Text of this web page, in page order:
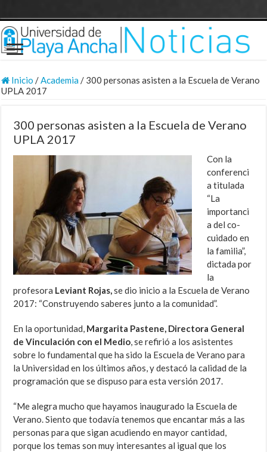
Inicio /Academia/ 300 personas asisten a la Escuela de Verano
UPLA 2017
300 personas asisten a la Escuela de Verano
UPLA 2017
Con la
conferenci
a titulada
“La
importanci
a del co-
cuidado en
la familia”,
dictada por
la
profesora Leviant Rojas,se dio inicio a la Escuela de Verano
2017: “Construyendo saberes junto a la comunidad”.
En la oportunidad, Margarita Pastene, Directora General
de Vinculación con el Medio, se refirió a los asistentes
sobre lo fundamental que ha sido la Escuela de Verano para
la Universidad en los últimos años, y destacó la calidad de la
programación que se dispuso para esta versión 2017.
“Me alegra mucho que hayamos inaugurado la Escuela de
Verano. Siento que todavía tenemos que encantar más a las
personas para que sigan acudiendo en mayor cantidad,
porque los temas son muy interesantes al igual que los